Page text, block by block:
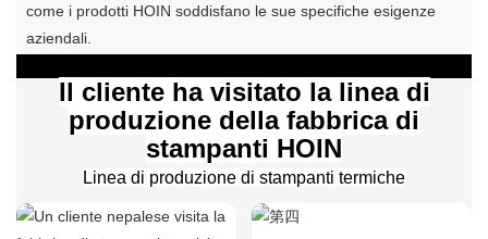
come i prodotti HOIN soddisfano le sue specifiche esigenze
aziendali.
Il cliente ha visitato la linea di
produzione della fabbrica di
stampanti HOIN
Linea di produzione di stampanti termiche